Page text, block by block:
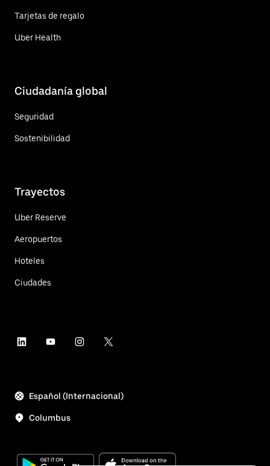
Tarjetas de regalo
Uber Health
Ciudadanía global
Seguridad
Sostenibilidad
Trayectos
Uber Reserve
Aeropuertos
Hoteles
Ciudades
Español (Internacional)
Columbus